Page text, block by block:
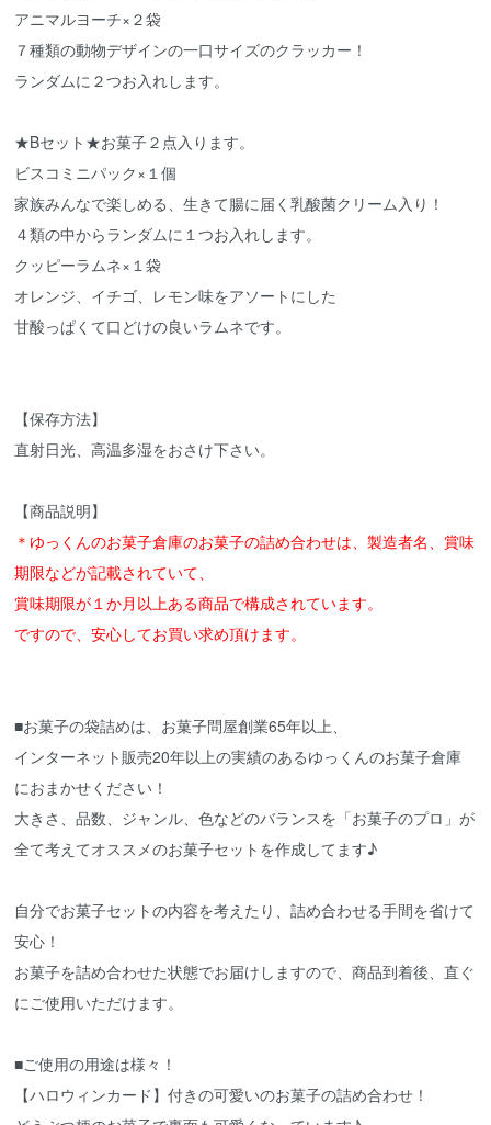
アニマルヨーチ×２袋
７種類の動物デザインの一口サイズのクラッカー！
ランダムに２つお入れします。
★Bセット★お菓子２点入ります。
ビスコミニパック×１個
家族みんなで楽しめる、生きて腸に届く乳酸菌クリーム入り！
４類の中からランダムに１つお入れします。
クッピーラムネ×１袋
オレンジ、イチゴ、レモン味をアソートにした
甘酸っぱくて口どけの良いラムネです。
【保存方法】
直射日光、高温多湿をおさけ下さい。
【商品説明】
＊ゆっくんのお菓子倉庫のお菓子の詰め合わせは、製造者名、賞味
期限などが記載されていて、
賞味期限が１か月以上ある商品で構成されています。
ですので、安心してお買い求め頂けます。
■お菓子の袋詰めは、お菓子問屋創業65年以上、
インターネット販売20年以上の実績のあるゆっくんのお菓子倉庫
におまかせください！
大きさ、品数、ジャンル、色などのバランスを「お菓子のプロ」が
全て考えてオススメのお菓子セットを作成してます♪
自分でお菓子セットの内容を考えたり、詰め合わせる手間を省けて
安心！
お菓子を詰め合わせた状態でお届けしますので、商品到着後、直ぐ
にご使用いただけます。
■ご使用の用途は様々！
【ハロウィンカード】付きの可愛いのお菓子の詰め合わせ！